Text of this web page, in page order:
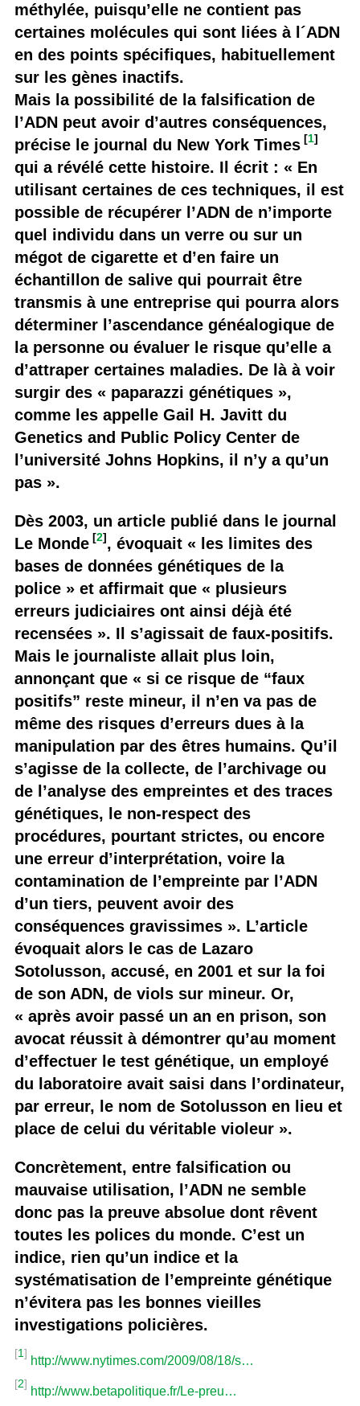
méthylée, puisqu’elle ne contient pas
certaines molécules qui sont liées à l´ADN
en des points spécifiques, habituellement
sur les gènes inactifs.
Mais la possibilité de la falsification de
l’ADN peut avoir d’autres conséquences,
précise le journal du New York Times [1]
qui a révélé cette histoire. Il écrit : « En
utilisant certaines de ces techniques, il est
possible de récupérer l’ADN de n’importe
quel individu dans un verre ou sur un
mégot de cigarette et d’en faire un
échantillon de salive qui pourrait être
transmis à une entreprise qui pourra alors
déterminer l’ascendance généalogique de
la personne ou évaluer le risque qu’elle a
d’attraper certaines maladies. De là à voir
surgir des « paparazzi génétiques »,
comme les appelle Gail H. Javitt du
Genetics and Public Policy Center de
l’université Johns Hopkins, il n’y a qu’un
pas ».
Dès 2003, un article publié dans le journal
Le Monde [2], évoquait « les limites des
bases de données génétiques de la
police » et affirmait que « plusieurs
erreurs judiciaires ont ainsi déjà été
recensées ». Il s’agissait de faux-positifs.
Mais le journaliste allait plus loin,
annonçant que « si ce risque de “faux
positifs” reste mineur, il n’en va pas de
même des risques d’erreurs dues à la
manipulation par des êtres humains. Qu’il
s’agisse de la collecte, de l’archivage ou
de l’analyse des empreintes et des traces
génétiques, le non-respect des
procédures, pourtant strictes, ou encore
une erreur d’interprétation, voire la
contamination de l’empreinte par l’ADN
d’un tiers, peuvent avoir des
conséquences gravissimes ». L’article
évoquait alors le cas de Lazaro
Sotolusson, accusé, en 2001 et sur la foi
de son ADN, de viols sur mineur. Or,
« après avoir passé un an en prison, son
avocat réussit à démontrer qu’au moment
d’effectuer le test génétique, un employé
du laboratoire avait saisi dans l’ordinateur,
par erreur, le nom de Sotolusson en lieu et
place de celui du véritable violeur ».
Concrètement, entre falsification ou
mauvaise utilisation, l’ADN ne semble
donc pas la preuve absolue dont rêvent
toutes les polices du monde. C’est un
indice, rien qu’un indice et la
systématisation de l’empreinte génétique
n’évitera pas les bonnes vieilles
investigations policières.
[1]
http://www.nytimes.com/2009/08/18/s…
[2]
http://www.betapolitique.fr/Le-preu…